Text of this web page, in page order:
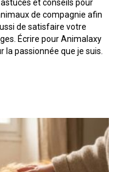
et conseils pour
de compagnie afin
de satisfaire votre
Écrire pour Animalaxy
passionnée que je suis.